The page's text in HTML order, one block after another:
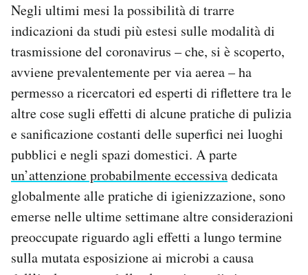
AREA PERSONALE
Area Personale
Newsletter
Notifiche mobile
Regala il Post
Hai bisogno di aiuto?
Negli ultimi mesi la possibilità di trarre
indicazioni da studi più estesi sulle modalità di
trasmissione del coronavirus – che, si è scoperto,
avviene prevalentemente per via aerea – ha
permesso a ricercatori ed esperti di riflettere tra le
altre cose sugli effetti di alcune pratiche di pulizia
e sanificazione costanti delle superfici nei luoghi
pubblici e negli spazi domestici. A parte
un’attenzione probabilmente eccessivadedicata
globalmente alle pratiche di igienizzazione, sono
emerse nelle ultime settimane altre considerazioni
preoccupate riguardo agli effetti a lungo termine
sulla mutata esposizione ai microbi a causa